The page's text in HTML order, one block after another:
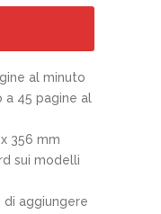
al minuto
a 45 pagine al
356 mm
sui modelli
di aggiungere